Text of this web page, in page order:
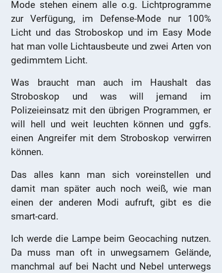
Mode stehen einem alle o.g. Lichtprogramme
zur Verfügung, im Defense-Mode nur 100%
Licht und das Stroboskop und im Easy Mode
hat man volle Lichtausbeute und zwei Arten von
gedimmtem Licht.
Was braucht man auch im Haushalt das
Stroboskop und was will jemand im
Polizeieinsatz mit den übrigen Programmen, er
will hell und weit leuchten können und ggfs.
einen Angreifer mit dem Stroboskop verwirren
können.
Das alles kann man sich voreinstellen und
damit man später auch noch weiß, wie man
einen der anderen Modi aufruft, gibt es die
smart-card.
Ich werde die Lampe beim Geocaching nutzen.
Da muss man oft in unwegsamem Gelände,
manchmal auf bei Nacht und Nebel unterwegs